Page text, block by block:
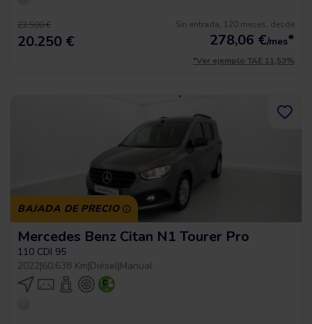
22.500 €
20.250 €
Sin entrada, 120 meses, desde
278,06 €/mes*
*Ver ejemplo TAE 11,53%
BAJADA DE PRECIO
Mercedes Benz Citan N1 Tourer Pro
110 CDI 95
2022|60.638 Km|Diésel|Manual